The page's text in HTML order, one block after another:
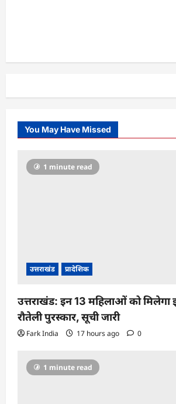
You May Have Missed
1 minute read
उत्तराखंड प्रादेशिक
उत्तराखंड: इन 13 महिलाओं को मिलेगा
रौतेली पुरस्कार, सूची जारी
Fark India 17 hours ago 0
1 minute read